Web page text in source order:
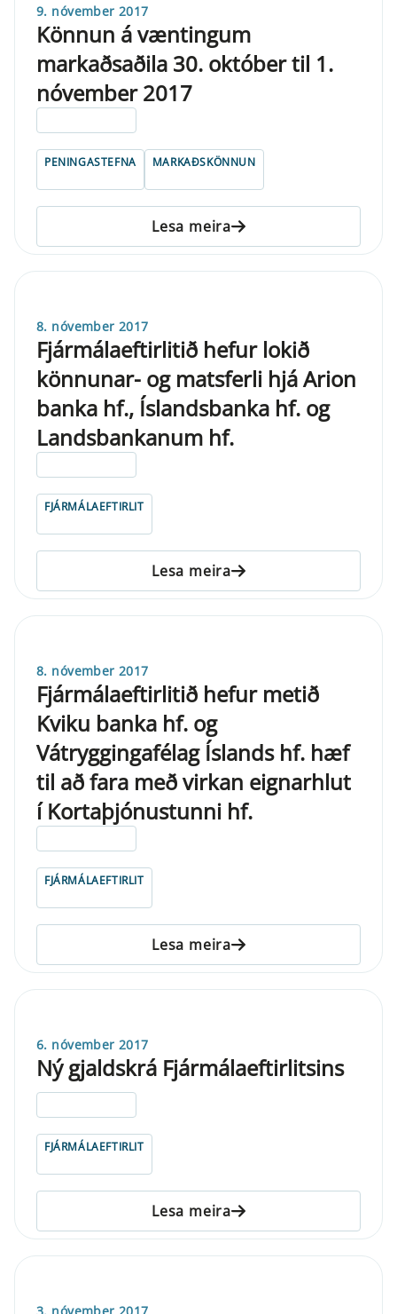
9. nóvember 2017
Könnun á væntingum
markaðsaðila 30. október til 1.
nóvember 2017
PENINGASTEFNA MARKAÐSKÖNNUN
Lesa meira
8. nóvember 2017
Fjármálaeftirlitið hefur lokið
könnunar- og matsferli hjá Arion
banka hf., Íslandsbanka hf. og
Landsbankanum hf.
FJÁRMÁLAEFTIRLIT
Lesa meira
8. nóvember 2017
Fjármálaeftirlitið hefur metið
Kviku banka hf. og
Vátryggingafélag Íslands hf. hæf
til að fara með virkan eignarhlut
í Kortaþjónustunni hf.
FJÁRMÁLAEFTIRLIT
Lesa meira
6. nóvember 2017
Ný gjaldskrá Fjármálaeftirlitsins
FJÁRMÁLAEFTIRLIT
Lesa meira